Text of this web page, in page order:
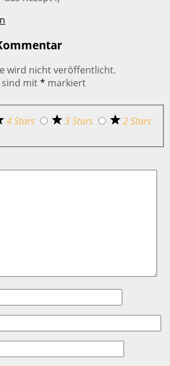
wird nicht veröffentlicht.
sind mit* markiert
4 Stars 3 Stars
2 Stars